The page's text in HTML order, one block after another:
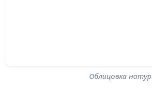
Облицовка